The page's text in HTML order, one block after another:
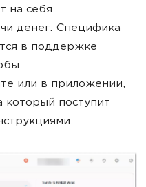
на себя
денег. Специфика
в поддержке
или в приложении,
который поступит